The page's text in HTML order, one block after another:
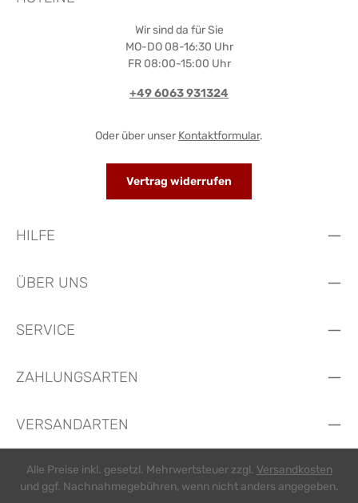
Wir sind da für Sie
MO-DO 08-16:30 Uhr
FR 08:00-15:00 Uhr
+49 6063 931324
Oder über unser Kontaktformular.
Vertrag widerrufen
HILFE
ÜBER UNS
SERVICE
ZAHLUNGSARTEN
VERSANDARTEN
Alle Preise inkl. gesetzl. Mehrwertsteuer zzgl. Versandkosten
und ggf. Nachnahmegebühren, wenn nicht anders angegeben.